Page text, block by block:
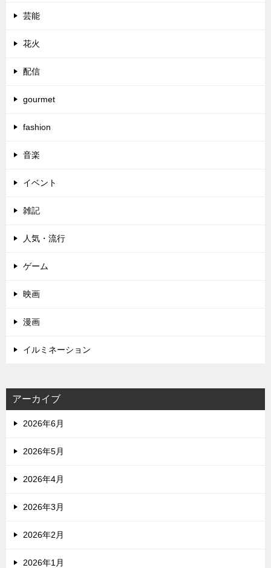
芸能
花火
配信
gourmet
fashion
音楽
イベント
雑記
人気・流行
ゲーム
映画
漫画
イルミネーション
アーカイブ
2026年6月
2026年5月
2026年4月
2026年3月
2026年2月
2026年1月